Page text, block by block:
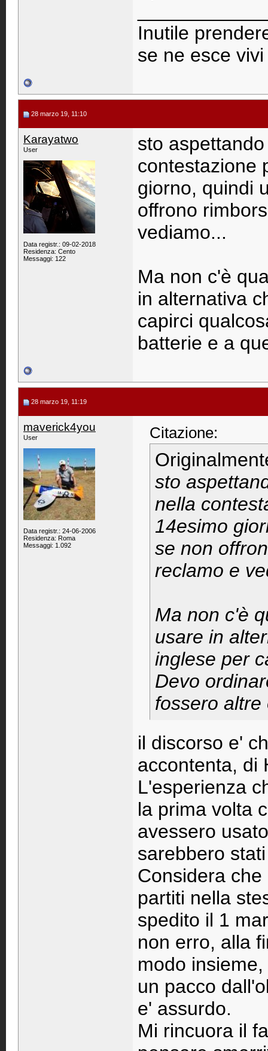
Inutile
se ne esce
28 marzo 19, 11:10
Karayatwo
User
Data registr.: 09-02-2018
Residenza: Cento
Messaggi: 122
sto
contestazione
giorno, quindi
offrono
vediamo...
Ma non c'è
in alternativa
capirci
batterie e a
28 marzo 19, 11:19
maverick4you
User
Data registr.: 24-06-2006
Residenza: Roma
Messaggi: 1.092
Citazione:
sto
nella
14esimo
se non
reclamo e
Ma non c'è
usare in
inglese per
Devo
fossero altre
il discorso e'
accontenta, di
L'esperienza
la prima volta
avessero
sarebbero
Considera
partiti nella
spedito il 1
non erro, alla
modo
un pacco
e' assurdo.
Mi rincuora il